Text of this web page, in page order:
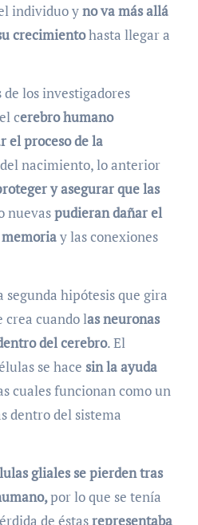
individuo yno va más allá
crecimientohasta llegar a
los investigadores
cerebro humano
el proceso de la
nacimiento, lo anterior
y asegurar que las
nuevaspudieran dañar el
y las conexiones
segunda hipótesis que gira
crea cuando las neuronas
del cerebro. El
se hace sin la ayuda
cuales funcionan como un
dentro del sistema
gliales se pierden tras
por lo que se tenía
de éstasrepresentaba